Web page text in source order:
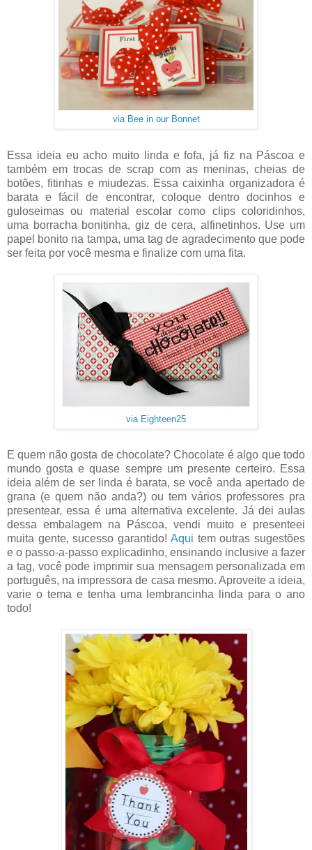
via Bee in our Bonnet
Essa ideia eu acho muito linda e fofa, já fiz na Páscoa e
também em trocas de scrap com as meninas, cheias de
botões, fitinhas e miudezas. Essa caixinha organizadora é
barata e fácil de encontrar, coloque dentro docinhos e
guloseimas ou material escolar como clips coloridinhos,
uma borracha bonitinha, giz de cera, alfinetinhos. Use um
papel bonito na tampa, uma tag de agradecimento que pode
ser feita por você mesma e finalize com uma fita.
via Eighteen25
E quem não gosta de chocolate? Chocolate é algo que todo
mundo gosta e quase sempre um presente certeiro. Essa
ideia além de ser linda é barata, se você anda apertado de
grana (e quem não anda?) ou tem vários professores pra
presentear, essa é uma alternativa excelente. Já dei aulas
dessa embalagem na Páscoa, vendi muito e presenteei
muita gente, sucesso garantido! Aqui tem outras sugestões
e o passo-a-passo explicadinho, ensinando inclusive a fazer
a tag, você pode imprimir sua mensagem personalizada em
português, na impressora de casa mesmo. Aproveite a ideia,
varie o tema e tenha uma lembrancinha linda para o ano
todo!